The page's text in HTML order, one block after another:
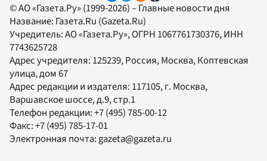
© АО «Газета.Ру» (1999-2026) – Главные новости дня
Название: Газета.Ru (Gazeta.Ru)
Учредитель:АО «Газета.Ру», ОГРН 1067761730376, ИНН
7743625728
Адрес учредителя: 125239, Россия, Москва, Коптевская
улица, дом 67
Адрес редакции и издателя: 117105, г. Москва,
Варшавское шоссе, д.9, стр.1
Телефон редакции:+7 (495) 785-00-12
Факс:+7 (495) 785-17-01
Электронная почта:gazeta@gazeta.ru